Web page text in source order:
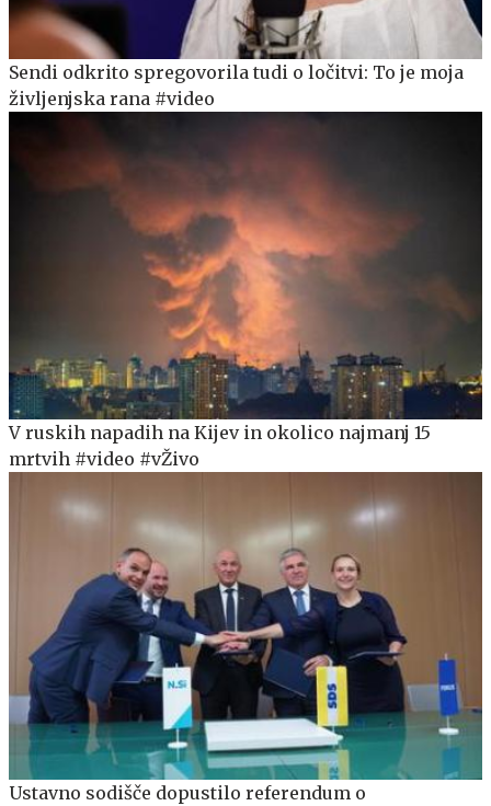
Sendi odkrito spregovorila tudi o ločitvi: To je moja
življenjska rana #video
V ruskih napadih na Kijev in okolico najmanj 15
mrtvih #video #vŽivo
Ustavno sodišče dopustilo referendum o